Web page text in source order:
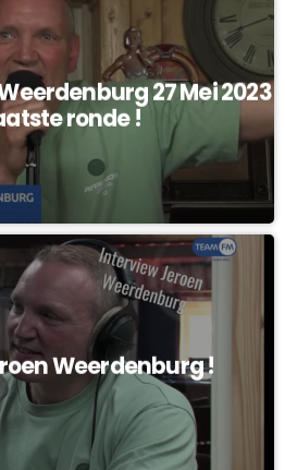
27 Mei 2023
ronde !
Weerdenburg !